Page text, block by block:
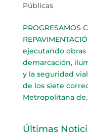
Públicas
PROGRESAMOS
ejecutando
demarcación,
y la seguridad
de los siete
Metropolitana
Últimas